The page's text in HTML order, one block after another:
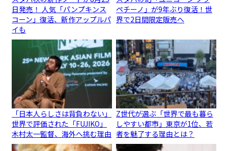
日発売！ 人気「パンプキンス
コーン」復活、新作アップルパ
イも
ペチーノ」が9年ぶり復活！世
界で2日間限定販売へ
「日本人らしさは背負わない」
世界で評価された「FUJIKO」
木村太一監督、海外へ挑む理由
Z世代が選ぶ「世界で最も暮ら
しやすい都市」東京が1位、若
者を魅了する理由とは？